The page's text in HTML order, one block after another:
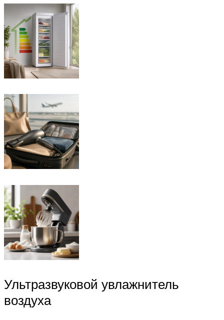
Ультразвуковой увлажнитель
воздуха